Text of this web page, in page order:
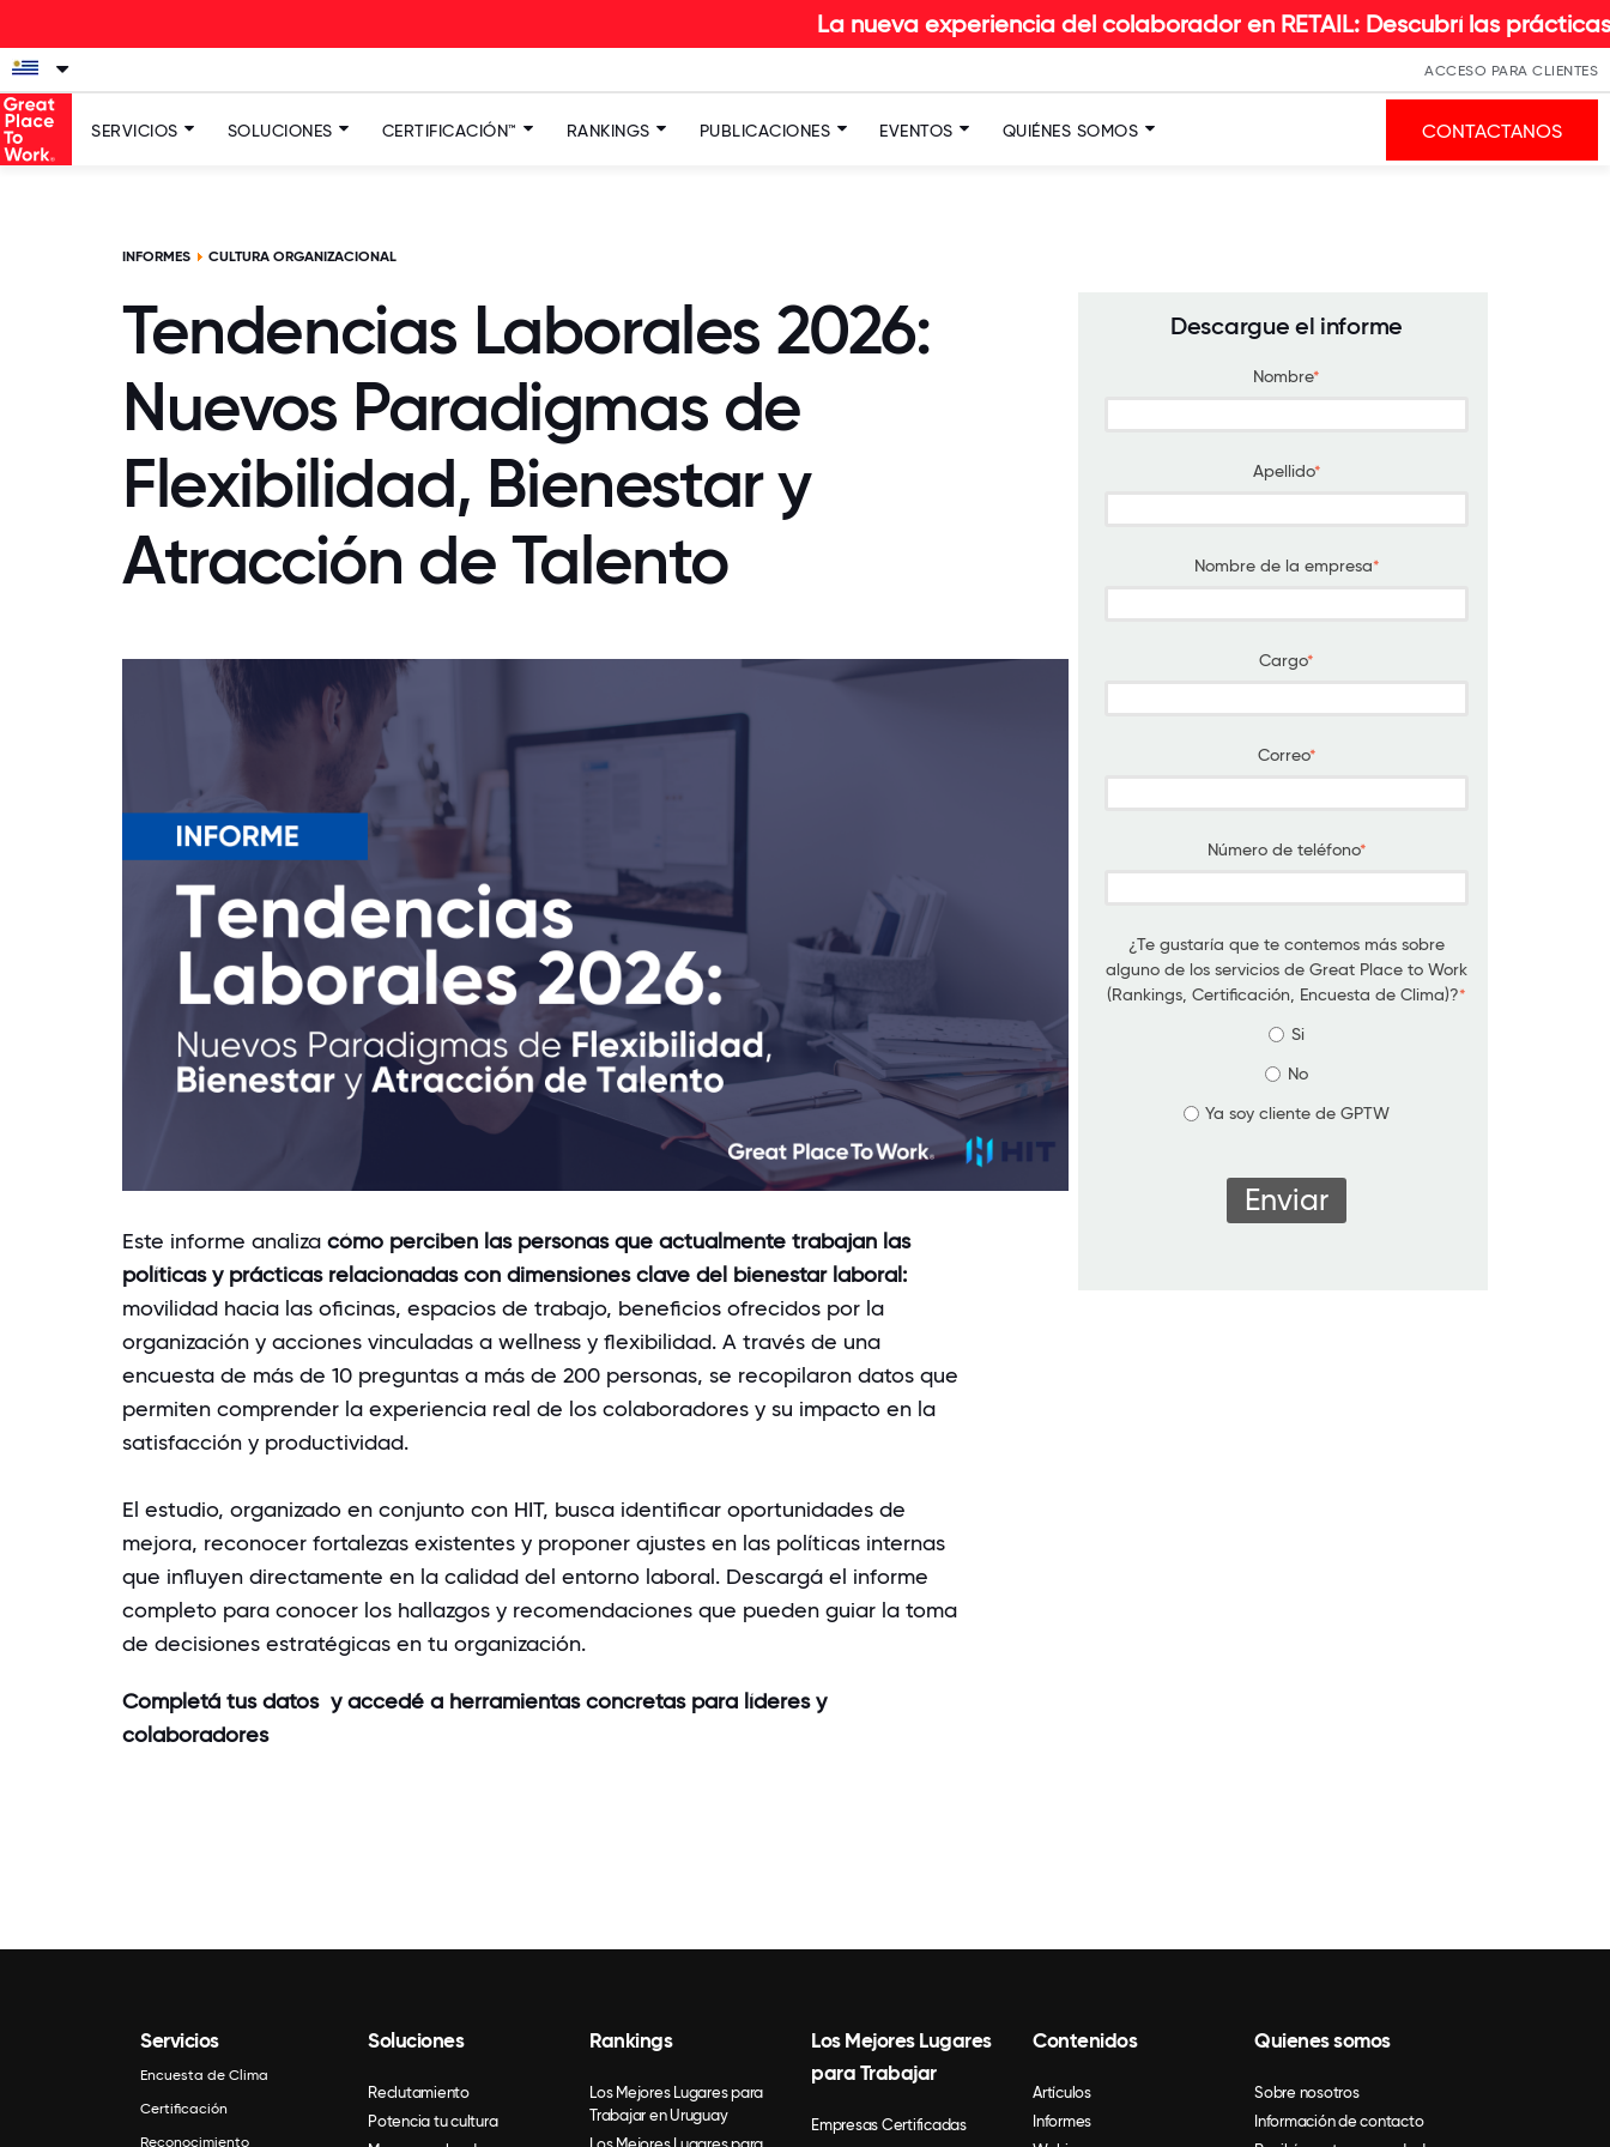
La nueva experiencia del colaborador en RETAIL: Descubrí las prácticas e
ACCESO PARA CLIENTES
SERVICIOS SOLUCIONES CERTIFICACIÓN™ RANKINGS PUBLICACIONES EVENTOS QUIÉNES SOMOS CONTACTANOS
INFORMES CULTURA ORGANIZACIONAL
Tendencias Laborales 2026:
Nuevos Paradigmas de
Flexibilidad, Bienestar y
Atracción de Talento
Este informe analiza cómo perciben las personas que actualmente trabajan las
políticas y prácticas relacionadas con dimensiones clave del bienestar laboral:
movilidad hacia las oficinas, espacios de trabajo, beneficios ofrecidos por la
organización y acciones vinculadas a wellness y flexibilidad. A través de una
encuesta de más de 10 preguntas a más de 200 personas, se recopilaron datos que
permiten comprender la experiencia real de los colaboradores y su impacto en la
satisfacción y productividad.
El estudio, organizado en conjunto con HIT, busca identificar oportunidades de
mejora, reconocer fortalezas existentes y proponer ajustes en las políticas internas
que influyen directamente en la calidad del entorno laboral. Descargá el informe
completo para conocer los hallazgos y recomendaciones que pueden guiar la toma
de decisiones estratégicas en tu organización.
Completá tus datos y accedé a herramientas concretas para líderes y
colaboradores
Descargue el informe
Nombre*
Apellido*
Nombre de la empresa*
Cargo*
Correo*
Número de teléfono*
¿Te gustaría que te contemos más sobre
alguno de los servicios de Great Place to Work
(Rankings, Certificación, Encuesta de Clima)?*
Si
No
Ya soy cliente de GPTW
Servicios
Encuesta de Clima
Certificación
Reconocimiento
Soluciones
Reclutamiento
Potencia tu cultura
Rankings
Los Mejores Lugares para
Trabajar en Uruguay
Los Mejores Lugares
para Trabajar
Empresas Certificadas
Contenidos
Artículos
Informes
Quienes somos
Sobre nosotros
Información de contacto